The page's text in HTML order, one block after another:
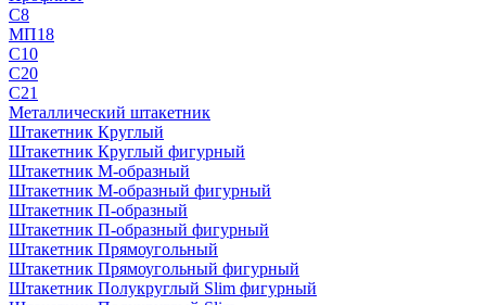
С8
МП18
С10
С20
С21
Металлический штакетник
Штакетник Круглый
Штакетник Круглый фигурный
Штакетник М-образный
Штакетник М-образный фигурный
Штакетник П-образный
Штакетник П-образный фигурный
Штакетник Прямоугольный
Штакетник Прямоугольный фигурный
Штакетник Полукруглый Slim фигурный